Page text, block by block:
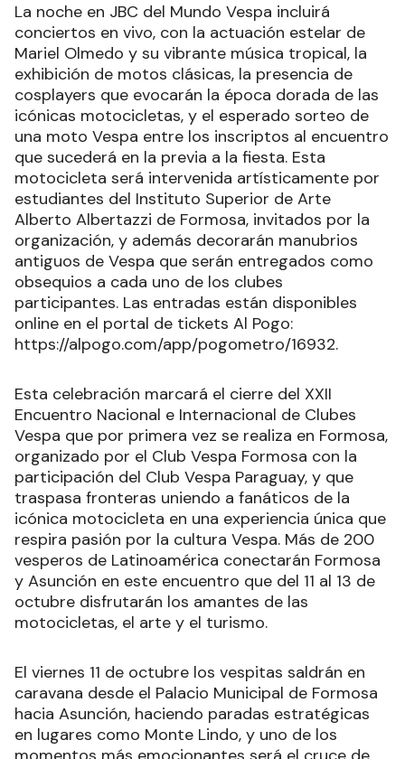
La noche en JBC del Mundo Vespa incluirá
conciertos en vivo, con la actuación estelar de
Mariel Olmedo y su vibrante música tropical, la
exhibición de motos clásicas, la presencia de
cosplayers que evocarán la época dorada de las
icónicas motocicletas, y el esperado sorteo de
una moto Vespa entre los inscriptos al encuentro
que sucederá en la previa a la fiesta. Esta
motocicleta será intervenida artísticamente por
estudiantes del Instituto Superior de Arte
Alberto Albertazzi de Formosa, invitados por la
organización, y además decorarán manubrios
antiguos de Vespa que serán entregados como
obsequios a cada uno de los clubes
participantes. Las entradas están disponibles
online en el portal de tickets Al Pogo:
https://alpogo.com/app/pogometro/16932.
Esta celebración marcará el cierre del XXII
Encuentro Nacional e Internacional de Clubes
Vespa que por primera vez se realiza en Formosa,
organizado por el Club Vespa Formosa con la
participación del Club Vespa Paraguay, y que
traspasa fronteras uniendo a fanáticos de la
icónica motocicleta en una experiencia única que
respira pasión por la cultura Vespa. Más de 200
vesperos de Latinoamérica conectarán Formosa
y Asunción en este encuentro que del 11 al 13 de
octubre disfrutarán los amantes de las
motocicletas, el arte y el turismo.
El viernes 11 de octubre los vespitas saldrán en
caravana desde el Palacio Municipal de Formosa
hacia Asunción, haciendo paradas estratégicas
en lugares como Monte Lindo, y uno de los